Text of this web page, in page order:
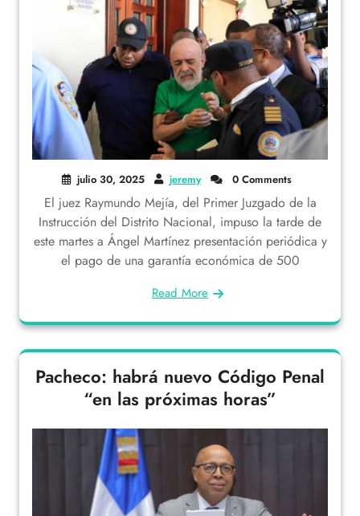
julio 30, 2025 jeremy 0 Comments
El juez Raymundo Mejía, del Primer Juzgado de la
Instrucción del Distrito Nacional, impuso la tarde de
este martes a Ángel Martínez presentación periódica y
el pago de una garantía económica de 500
Read More
Pacheco: habrá nuevo Código Penal
“en las próximas horas”